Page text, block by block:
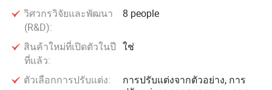
วิศวกรวิจัยและพัฒนา
(R&D):
8 people
สินค้าใหม่ที่เปิดตัวในปี
ที่แล้ว:
ใช่
ตัวเลือกการปรับแต่ง:
การปรับแต่งจากตัวอย่าง, การ